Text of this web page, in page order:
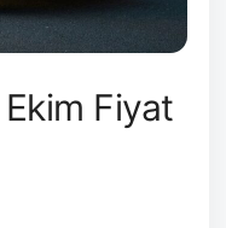
Fiyat